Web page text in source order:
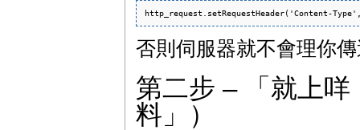
否則伺服器就不會理你
第二步 – 「就上
料」）